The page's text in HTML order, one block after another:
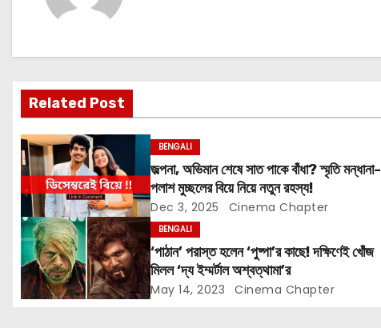
a
v
i
g
a
t
i
o
Related Post
BENGALI
জল্পনা, অভিমান শেষে সাত পাকে বাঁধা? স্মৃতি মন্ধানা-
পলাশ মুচ্ছলের বিয়ে নিয়ে নতুন রহস্য!
Dec 3, 2025 Cinema Chapter
BENGALI
‘পাঠান’ পরাস্ত হলেন ‘পুষ্পা’র কাছে! দক্ষিণেই খোঁজ
মিলল ‘দ্য ইম্মর্টাল অশ্বত্থামা’র
May 14, 2023 Cinema Chapter